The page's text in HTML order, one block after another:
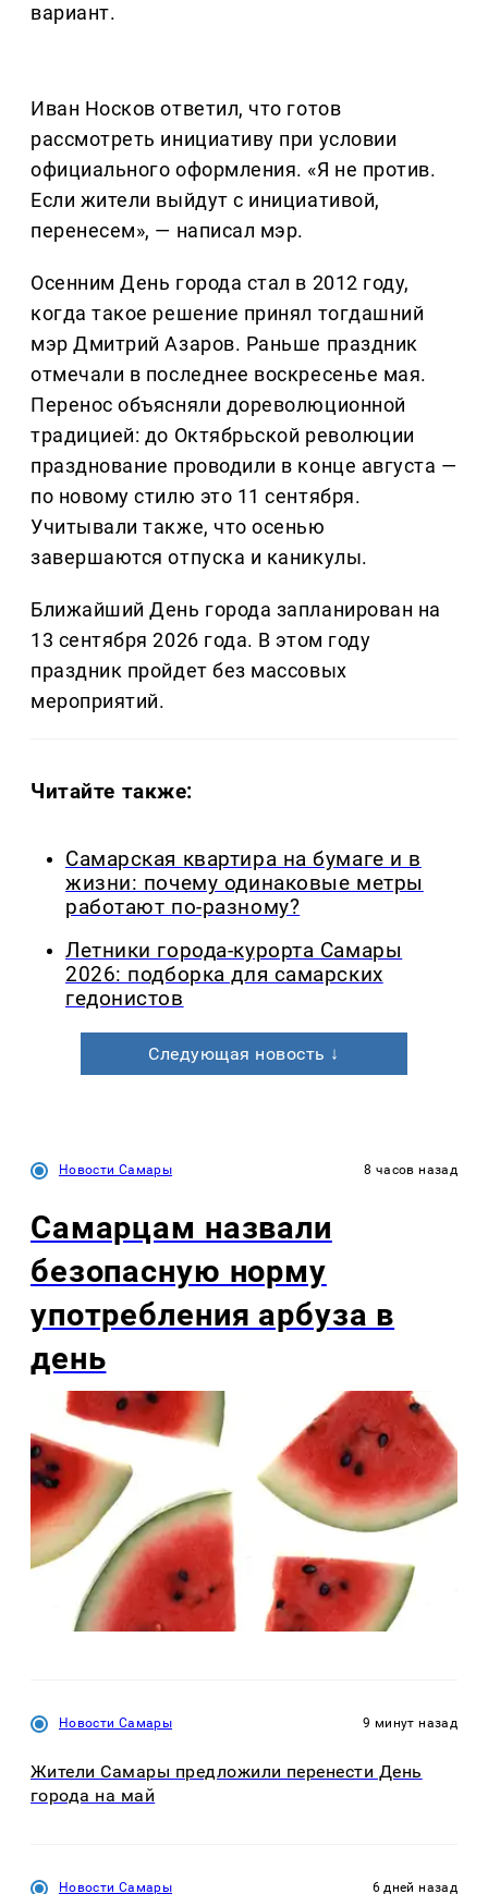
вариант.
Иван Носков ответил, что готов
рассмотреть инициативу при условии
официального оформления. «Я не против.
Если жители выйдут с инициативой,
перенесем», — написал мэр.
Осенним День города стал в 2012 году,
когда такое решение принял тогдашний
мэр Дмитрий Азаров. Раньше праздник
отмечали в последнее воскресенье мая.
Перенос объясняли дореволюционной
традицией: до Октябрьской революции
празднование проводили в конце августа —
по новому стилю это 11 сентября.
Учитывали также, что осенью
завершаются отпуска и каникулы.
Ближайший День города запланирован на
13 сентября 2026 года. В этом году
праздник пройдет без массовых
мероприятий.
Читайте также:
Самарская квартира на бумаге и в
жизни: почему одинаковые метры
работают по-разному?
Летники города-курорта Самары
2026: подборка для самарских
гедонистов
Следующая новость ↓
Новости Самары 8 часов назад
Самарцам назвали
безопасную норму
употребления арбуза в
день
Новости Самары 9 минут назад
Жители Самары предложили перенести День
города на май
Новости Самары 6 дней назад